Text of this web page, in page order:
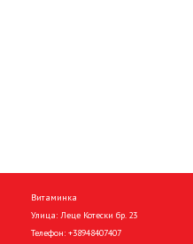
Витаминка
Улица: Леце Котески бр. 23
Телефон: +38948407407